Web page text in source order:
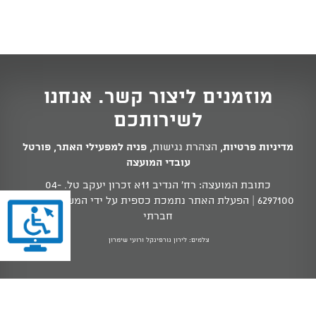
מוזמנים ליצור קשר. אנחנו
לשירותכם
מדיניות פרטיות, הצהרת נגישות, פניה למפעילי האתר, פורטל
עובדי המועצה
כתובת המועצה: רח' הנדיב 11א זכרון יעקב טל.
04-
6297100 | הפעלת האתר נתמכת כספית על ידי המשרד לשוויון
חברתי
צלמים: לירון גורפינקל ורועי שימרון